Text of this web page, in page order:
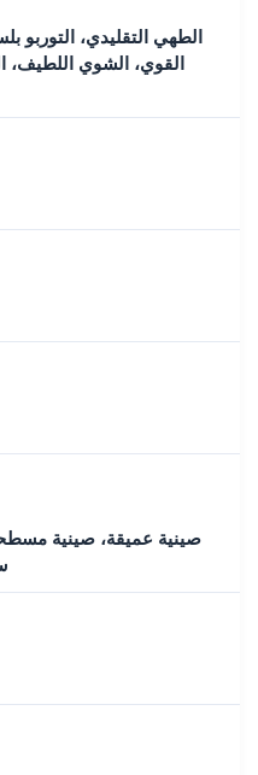
الطهي التقليدي،
القوي، الشوي اللطيف،
صينية عميقة، صينية